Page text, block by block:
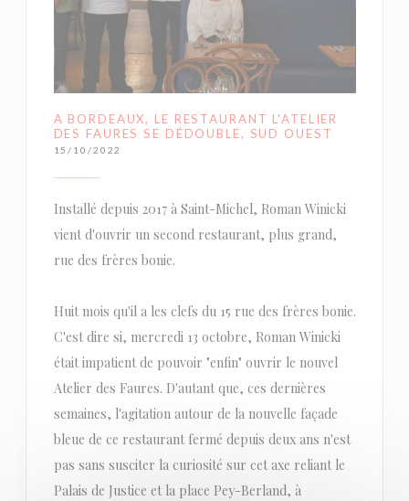
A BORDEAUX, LE RESTAURANT L'ATELIER
DES FAURES SE DÉDOUBLE, SUD OUEST
15/10/2022
Installé depuis 2017 à Saint-Michel, Roman Winicki
vient d'ouvrir un second restaurant, plus grand,
rue des frères bonie.
Huit mois qu'il a les clefs du 15 rue des frères bonie.
C'est dire si, mercredi 13 octobre, Roman Winicki
était impatient de pouvoir "enfin" ouvrir le nouvel
Atelier des Faures. D'autant que, ces dernières
semaines, l'agitation autour de la nouvelle façade
bleue de ce restaurant fermé depuis deux ans n'est
pas sans susciter la curiosité sur cet axe reliant le
Palais de Justice et la place Pey-Berland, à